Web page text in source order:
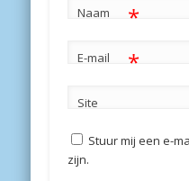
Naam *
E-mail *
Site
Stuur mij een e-
zijn.